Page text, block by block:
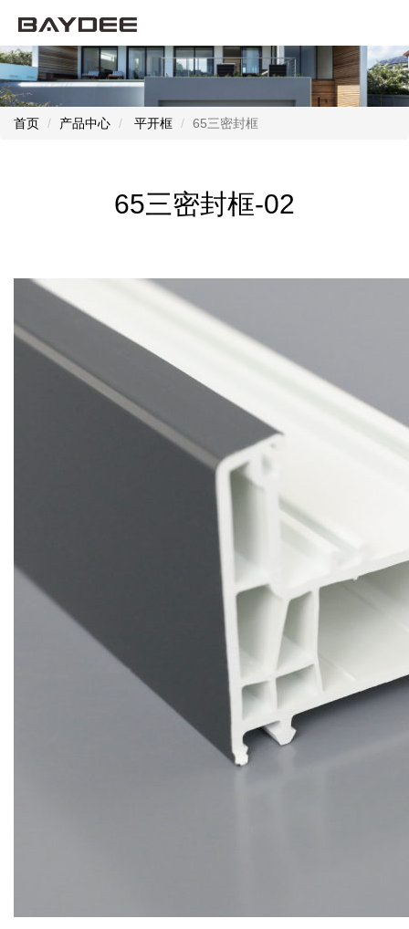
首页 产品中心 平开框 65三密封框
65三密封框-02